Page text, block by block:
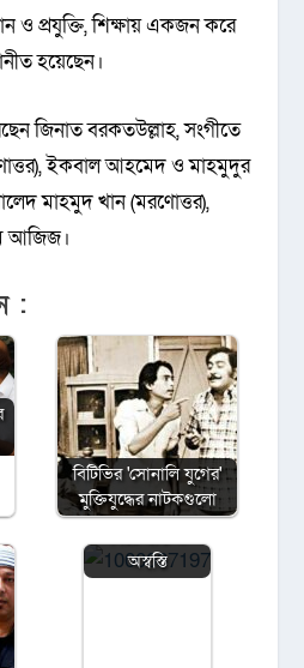
ও প্রযুক্তি, শিক্ষায় একজন করে
হয়েছেন।
জিনাত বরকতউল্লাহ, সংগীতে
ইকবাল আহমেদ ও মাহমুদুর
মাহমুদ খান (মরণোত্তর),
আজিজ।
:
বিটিভির ‌'সোনালি যুগের'
মুক্তিযুদ্ধের নাটকগুলো
‘জাতীয় চলচ্চিত্র
পুরস্কার ২০২৩’
অস্বস্তি